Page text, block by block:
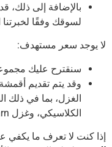
بالإضافة إلى ذلك،
لسوقك وفقًا
لا يوجد سعر مستهدف:
سنقترح عليك
وقد يتم تقديم
الغزل، بما في ذلك
الكلاسيكي، وغزل Cloud Soft Yarn™ فائق النعومة.
إذا كنت لا تعرف ما يكفي